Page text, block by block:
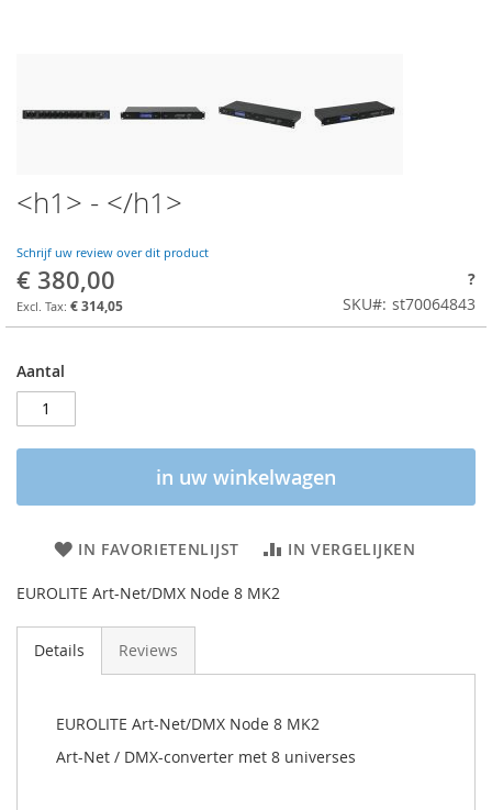
<h1> - </h1>
Schrijf uw review over dit product
€ 380,00
€ 314,05
?
SKU
st70064843
Aantal
in uw winkelwagen
IN FAVORIETENLIJST IN VERGELIJKEN
EUROLITE Art-Net/DMX Node 8 MK2
Details Reviews
EUROLITE Art-Net/DMX Node 8 MK2
Art-Net / DMX-converter met 8 universes